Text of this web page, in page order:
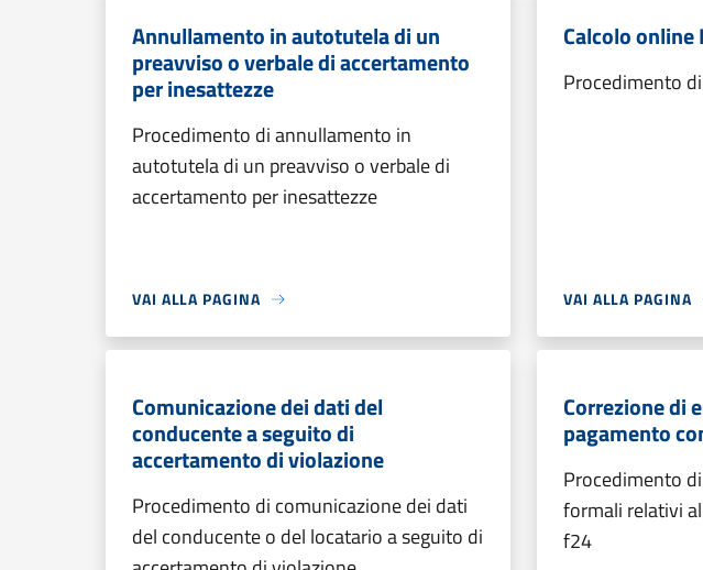
Annullamento in autotutela di un
preavviso o verbale di accertamento
per inesattezze
Procedimento di annullamento in
autotutela di un preavviso o verbale di
accertamento per inesattezze
VAI ALLA PAGINA
Calcolo online
Procedimento
VAI ALLA PAGINA
Comunicazione dei dati del
conducente a seguito di
accertamento di violazione
Procedimento di comunicazione dei dati
del conducente o del locatario a seguito di
Correzione di
pagamento
Procedimento
formali relativi
f24